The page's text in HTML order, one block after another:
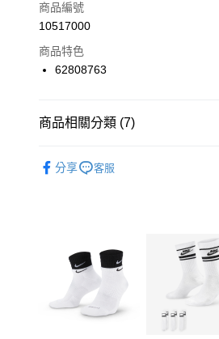
合作金庫商業銀行
華南商業銀行
上海商業儲蓄銀行
國泰世華商業銀行
聯邦商業銀行
台新國際商業銀行
LINE Pay
Apple Pay
【關於「AFTEE先享後付」】
３．安心：先確認商品／服務後，再付款
【「AFTEE先享後付」結帳流程】
１．於結帳方式選擇「AFTEE先享後付
付」結帳頁面，進行簡訊認證並確認金
２．訂單成立數日內，您將收到繳費通知
３．收到繳費通知簡訊後14天內，點擊
每筆NT$100，滿NT$1,500(含以上)
每筆NT$100，滿NT$1,500(含以上)
商品編號
10517000
商品特色
62808763
商品相關分類 (7)
促銷活動 清爽穿搭｜短袖上衣4折
限時降價專區⬇
促銷活動 PUMA指定商品｜1件5
分享 客服